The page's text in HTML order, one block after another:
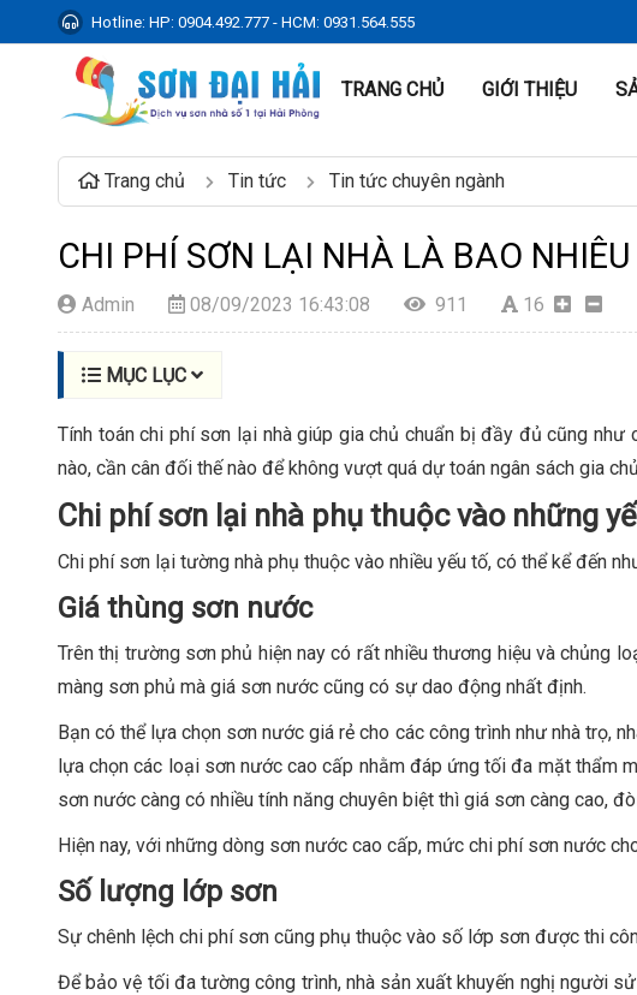
Hotline: HP: 0904.492.777 - HCM: 0931.564.555
TRANG CHỦ GIỚI THIỆU
Trang chủ Tin tức Tin tức chuyên ngành
CHI PHÍ SƠN LẠI NHÀ LÀ BAO
Admin 08/09/2023 16:43:08 911 16
MỤC LỤC
Tính toán chi phí sơn lại nhà giúp gia chủ chuẩn bị đầy đủ cũng
nào, cần cân đối thế nào để không vượt quá dự toán ngân sách gia
Chi phí sơn lại nhà phụ thuộc vào những
Chi phí sơn lại tường nhà phụ thuộc vào nhiều yếu tố, có thể kể đến
Giá thùng sơn nước
Trên thị trường sơn phủ hiện nay có rất nhiều thương hiệu và chủng
màng sơn phủ mà giá sơn nước cũng có sự dao động nhất định.
Bạn có thể lựa chọn sơn nước giá rẻ cho các công trình như nhà trọ,
lựa chọn các loại sơn nước cao cấp nhằm đáp ứng tối đa mặt thẩm
sơn nước càng có nhiều tính năng chuyên biệt thì giá sơn càng cao,
Hiện nay, với những dòng sơn nước cao cấp, mức chi phí sơn nước
Số lượng lớp sơn
Sự chênh lệch chi phí sơn cũng phụ thuộc vào số lớp sơn được thi
Để bảo vệ tối đa tường công trình, nhà sản xuất khuyến nghị người